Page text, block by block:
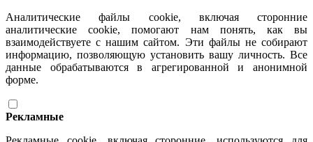
Аналитические файлы cookie, включая сторонние
аналитические cookie, помогают нам понять, как вы
взаимодействуете с нашим сайтом. Эти файлы не собирают
информацию, позволяющую установить вашу личность. Все
данные обрабатываются в агрегированной и анонимной
форме.
Рекламные